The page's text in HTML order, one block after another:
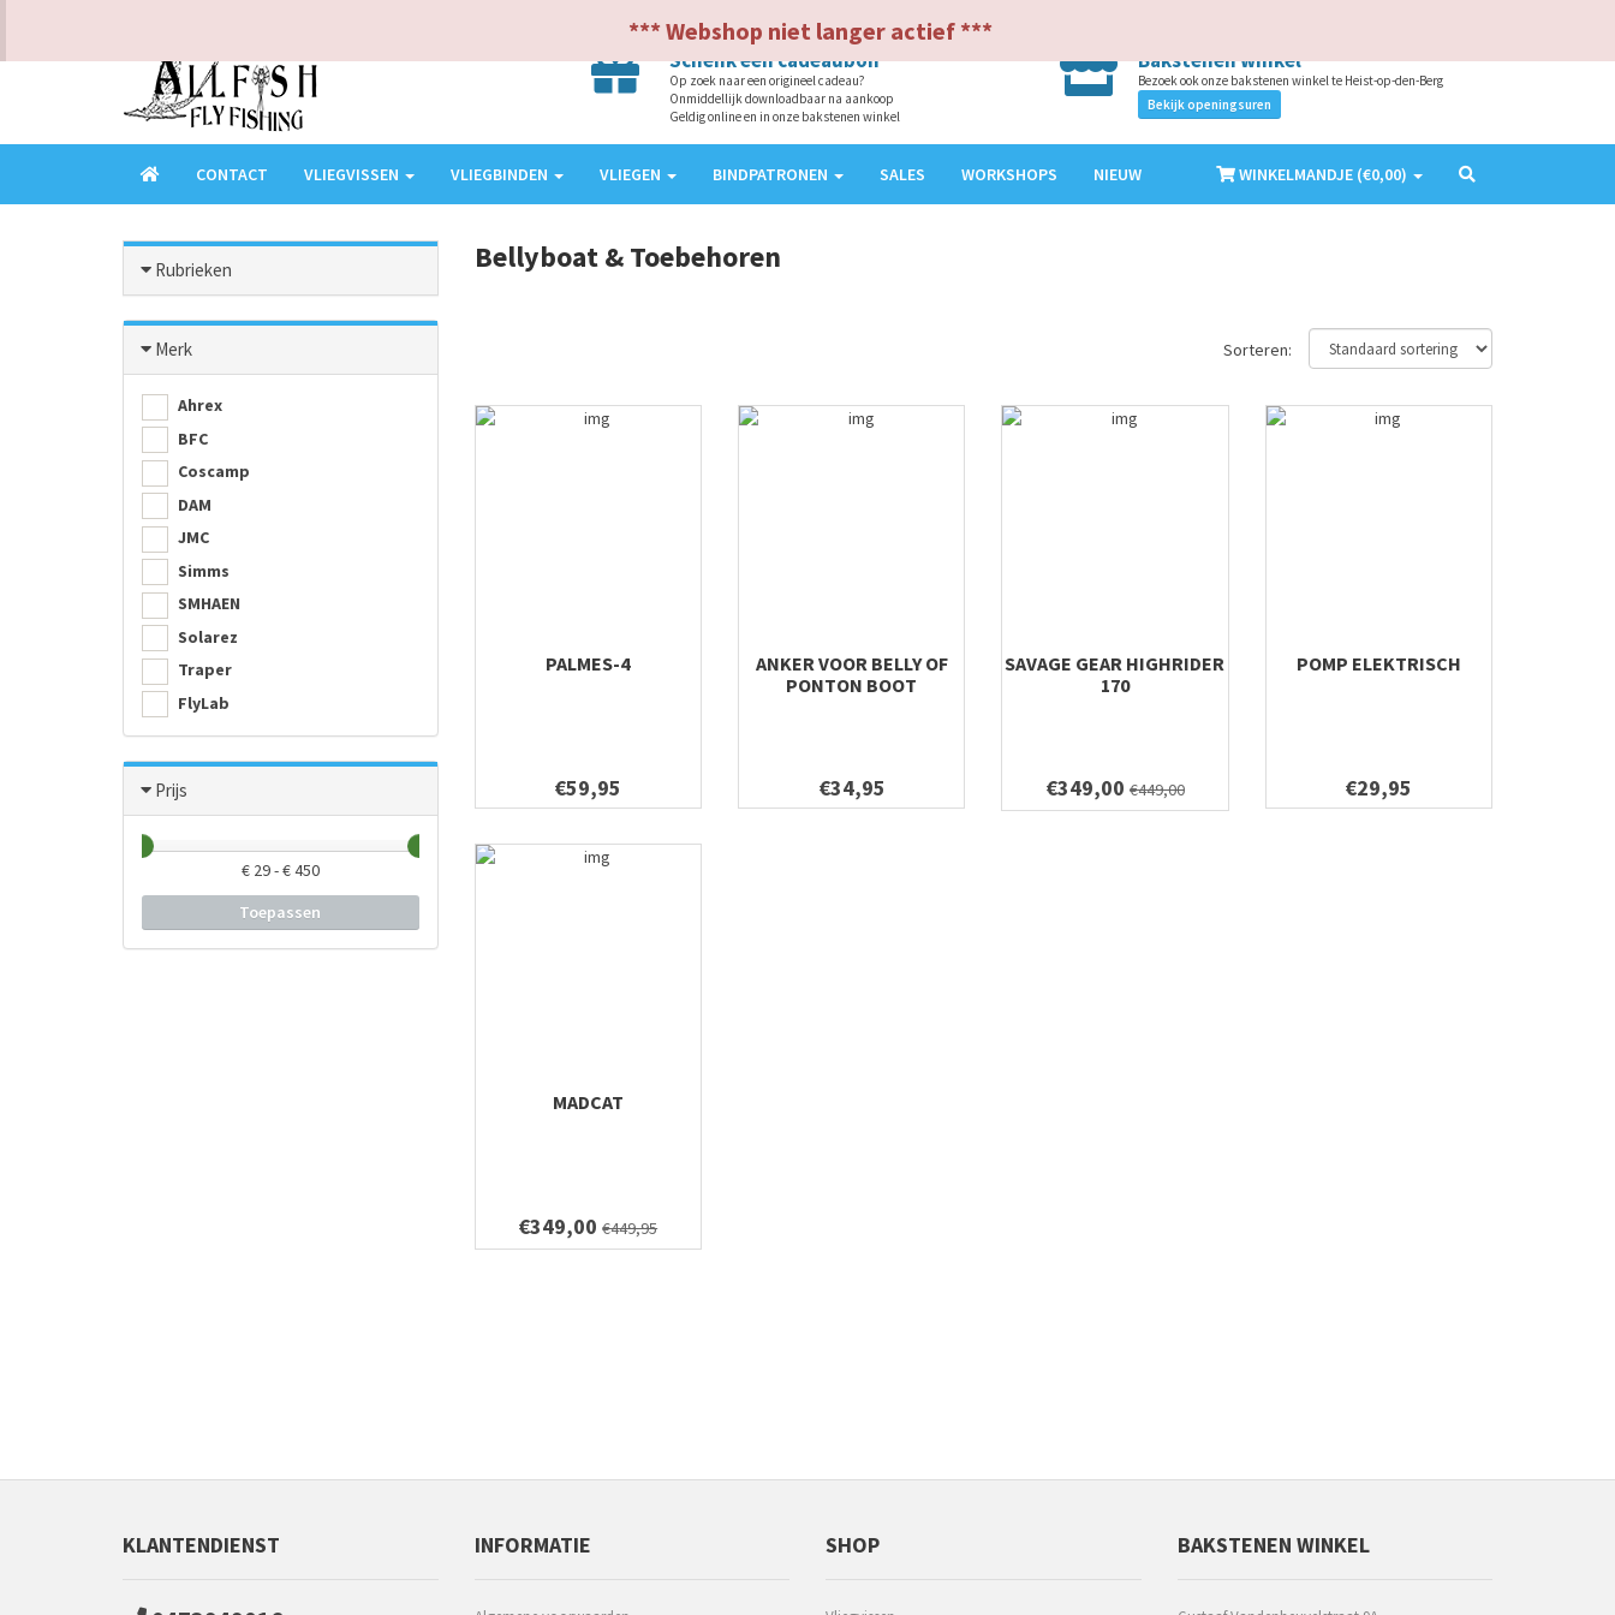
*** Webshop niet langer actief ***
Schenk een cadeaubon
Op zoek naar een origineel cadeau?
Onmiddellijk downloadbaar na aankoop
Geldig online en in onze bakstenen winkel
Bakstenen winkel
Bezoek ook onze bakstenen winkel te Heist-op-den-Berg
Bekijk openingsuren
CONTACT VLIEGVISSEN VLIEGBINDEN VLIEGEN BINDPATRONEN SALES WORKSHOPS NIEUW WINKELMANDJE (€0,00)
Rubrieken
Merk
Ahrex
BFC
Coscamp
DAM
JMC
Simms
SMHAEN
Solarez
Traper
FlyLab
Prijs
€ 29- €450
Toepassen
Bellyboat & Toebehoren
Sorteren:
PALMES-4
€59,95
ANKER VOOR BELLY OF
PONTON BOOT
€34,95
SAVAGE GEAR HIGHRIDER
170
€349,00 €449,00
POMP ELEKTRISCH
€29,95
MADCAT
€349,00 €449,95
KLANTENDIENST INFORMATIE SHOP BAKSTENEN WINKEL